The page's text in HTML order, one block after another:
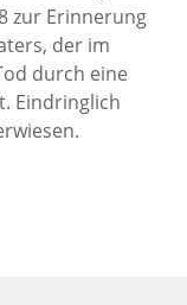
zur Erinnerung
der im
durch eine
Eindringlich